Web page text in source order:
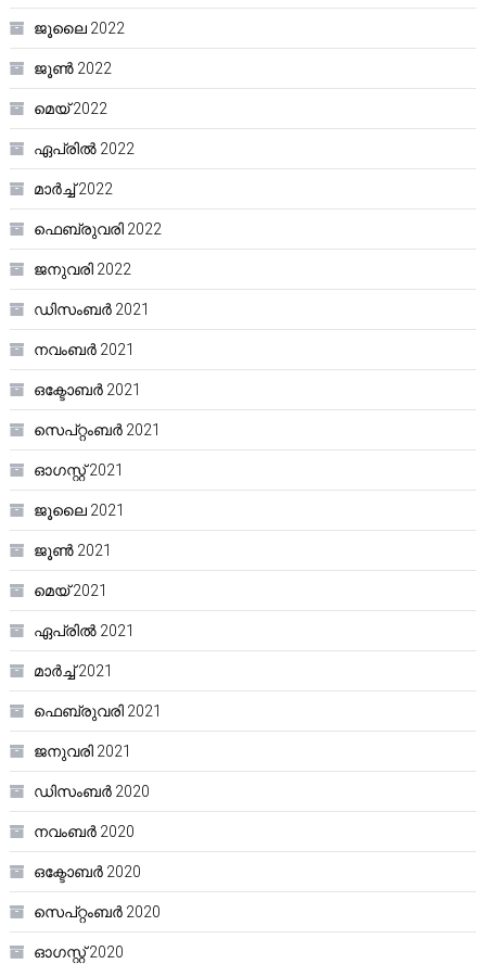
ജൂലൈ 2022
ജൂൺ 2022
മെയ്‌ 2022
ഏപ്രിൽ 2022
മാർച്ച്‌ 2022
ഫെബ്രുവരി 2022
ജനുവരി 2022
ഡിസംബർ 2021
നവംബർ 2021
ഒക്ടോബർ 2021
സെപ്റ്റംബർ 2021
ഓഗസ്റ്റ്‌ 2021
ജൂലൈ 2021
ജൂൺ 2021
മെയ്‌ 2021
ഏപ്രിൽ 2021
മാർച്ച്‌ 2021
ഫെബ്രുവരി 2021
ജനുവരി 2021
ഡിസംബർ 2020
നവംബർ 2020
ഒക്ടോബർ 2020
സെപ്റ്റംബർ 2020
ഓഗസ്റ്റ്‌ 2020